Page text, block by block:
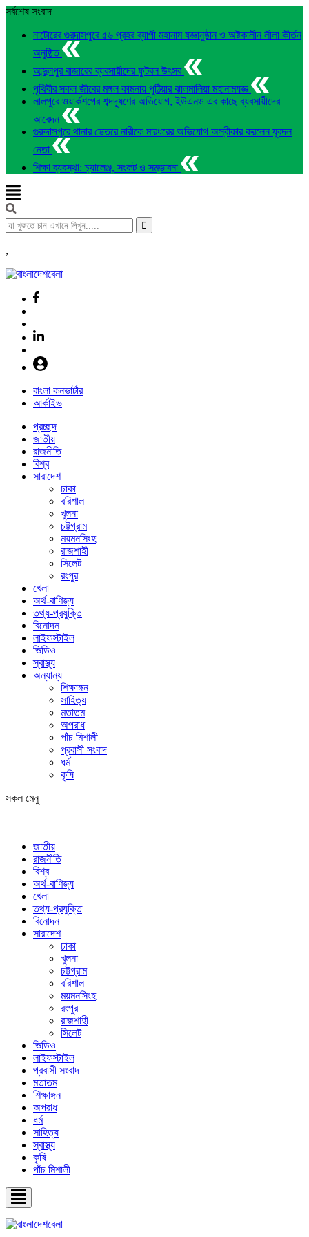
সর্বশেষ সংবাদ
নাটোরের গুরদাসপুরে ৫৬ প্রহর ব্যাপী মহানাম যজ্ঞানুষ্ঠান ও অষ্টকালীন লীলা কীর্তন
অনুষ্ঠিত
আব্দুলপুর বাজারের ব্যবসায়ীদের ফুটবল উৎসব
পৃথিবীর সকল জীবের মঙ্গল কামনায় পুঠিয়ার ঝালমালিয়া মহানামযজ্ঞ
লালপুরে ওয়ার্কশপের শব্দদূষণের অভিযোগ, ইউএনও এর কাছে ব্যবসায়ীদের
আবেদন
গুরুদাসপুরে থানার ভেতরে নারীকে মারধরের অভিযোগ অস্বীকার করলেন যুবদল
নেতা
শিক্ষা ব্যবস্থা: চ্যালেঞ্জ, সংকট ও সম্ভাবনা
,
বাংলা কনভার্টার
আর্কাইভ
প্রচ্ছদ
জাতীয়
রাজনীতি
বিশ্ব
সারাদেশ
ঢাকা
বরিশাল
খুলনা
চট্টগ্রাম
ময়মনসিংহ
রাজশাহী
সিলেট
রংপুর
খেলা
অর্থ-বাণিজ্য
তথ্য-প্রযুক্তি
বিনোদন
লাইফস্টাইল
ভিডিও
স্বাস্থ্য
অন্যান্য
শিক্ষাঙ্গন
সাহিত্য
মতাতম
অপরাধ
পাঁচ মিশালী
প্রবাসী সংবাদ
ধর্ম
কৃষি
সকল মেনু
জাতীয়
রাজনীতি
বিশ্ব
অর্থ-বাণিজ্য
খেলা
তথ্য-প্রযুক্তি
বিনোদন
সারাদেশ
ঢাকা
খুলনা
চট্টগ্রাম
বরিশাল
ময়মনসিংহ
রংপুর
রাজশাহী
সিলেট
ভিডিও
লাইফস্টাইল
প্রবাসী সংবাদ
মতাতম
শিক্ষাঙ্গন
অপরাধ
ধর্ম
সাহিত্য
স্বাস্থ্য
কৃষি
পাঁচ মিশালী